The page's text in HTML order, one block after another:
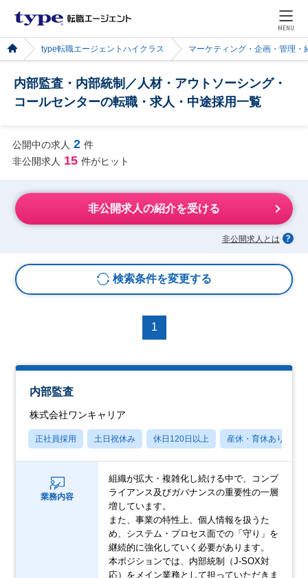
MENU
type転職エージェントハイクラス マーケティング・企画・管理・
内部監査・内部統制／人材・アウトソーシング・
コールセンターの転職・求人・中途採用一覧
公開中の求人 2 件
非公開求人 15 件がヒット
非公開求人の紹介を受ける
非公開求人とは
検索条件を変更する
1
内部監査
株式会社ワンキャリア
正社員採用 土日祝休み 休日120日以上 産休・育休あり
業務内容
組織が拡大・複雑化し続ける中で、コンプ
ライアンス及びガバナンスの重要性の一層
増しています。
また、事業の特性上、個人情報を扱うた
め、システム・プロセス面での「守り」を
継続的に強化していく必要があります。
本ポジションでは、内部統制（J-SOX対
応）をメイン業務として担っていただきま